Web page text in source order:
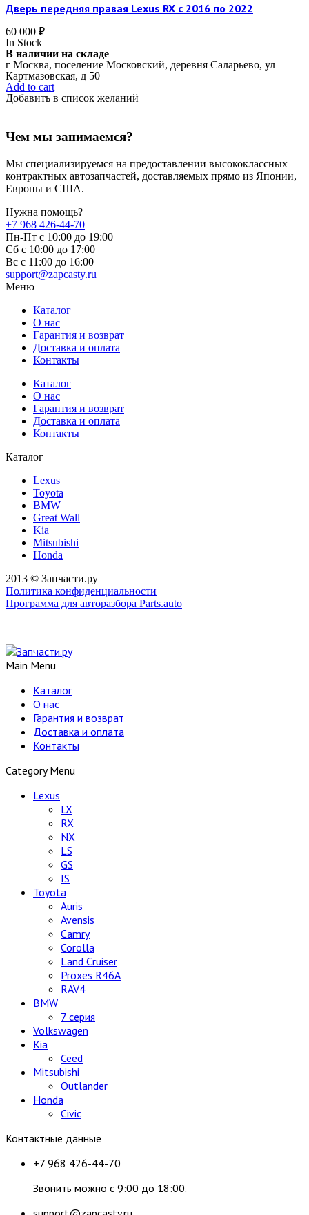
Дверь передняя правая Lexus RX c 2016 по 2022
60 000 ₽
In Stock
В наличии на складе
г Москва, поселение Московский, деревня Саларьево, ул
Картмазовская, д 50
Add to cart
Добавить в список желаний
Чем мы занимаемся?
Мы специализируемся на предоставлении высококлассных
контрактных автозапчастей, доставляемых прямо из Японии,
Европы и США.
Нужна помощь?
+7 968 426-44-70
Пн-Пт с 10:00 до 19:00
Сб с 10:00 до 17:00
Вс c 11:00 до 16:00
support@zapcasty.ru
Меню
Каталог
О нас
Гарантия и возврат
Доставка и оплата
Контакты
Каталог
О нас
Гарантия и возврат
Доставка и оплата
Контакты
Каталог
Lexus
Toyota
BMW
Great Wall
Kia
Mitsubishi
Honda
2013 © Запчасти.ру
Политика конфиденциальности
Программа для авторазбора Parts.auto
Main Menu
Каталог
О нас
Гарантия и возврат
Доставка и оплата
Контакты
Category Menu
Lexus
LX
RX
NX
LS
GS
IS
Toyota
Auris
Avensis
Camry
Corolla
Land Cruiser
Proxes R46A
RAV4
BMW
7 серия
Volkswagen
Kia
Ceed
Mitsubishi
Outlander
Honda
Civic
Контактные данные
+7 968 426-44-70
Звонить можно с 9:00 до 18:00.